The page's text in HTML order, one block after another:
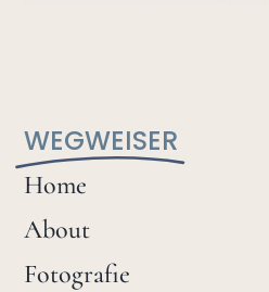
WEGWEISER
Home
About
Fotografie